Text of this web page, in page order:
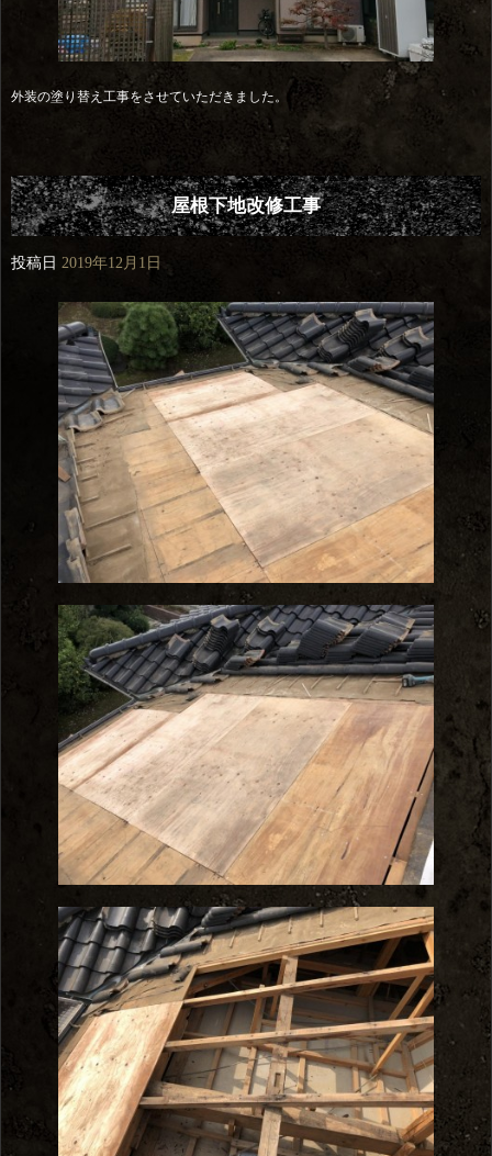
外装の塗り替え工事をさせていただきました。
屋根下地改修工事
投稿日 2019年12月1日